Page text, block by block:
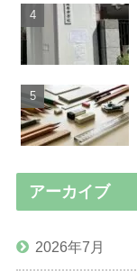
アーカイブ
2026年7月